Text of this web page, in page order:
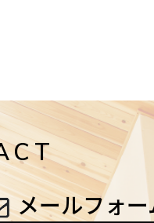
メールフォー